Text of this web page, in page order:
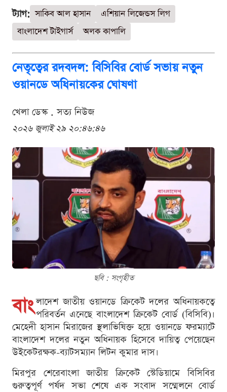
ট্যাগ: সাকিব আল হাসান
এশিয়ান লিজেন্ডস লিগ
বাংলাদেশ টাইগার্স
অলক কাপালি
নেতৃত্বের রদবদল: বিসিবির বোর্ড সভায় নতুন
ওয়ানডে অধিনায়কের ঘোষণা
খেলা ডেস্ক . সত্য নিউজ
২০২৬ জুলাই ২৯ ২০:৪৬:৪৬
ছবি : সংগৃহীত
বাং লাদেশ জাতীয় ওয়ানডে ক্রিকেট দলের অধিনায়কত্বে
পরিবর্তন এনেছে বাংলাদেশ ক্রিকেট বোর্ড (বিসিবি)।
মেহেদী হাসান মিরাজের স্থলাভিষিক্ত হয়ে ওয়ানডে ফরম্যাটে
বাংলাদেশ দলের নতুন অধিনায়ক হিসেবে দায়িত্ব পেয়েছেন
উইকেটরক্ষক-ব্যাটসম্যান লিটন কুমার দাস।
মিরপুর শেরেবাংলা জাতীয় ক্রিকেট স্টেডিয়ামে বিসিবির
গুরুত্বপূর্ণ পর্ষদ সভা শেষে এক সংবাদ সম্মেলনে বোর্ড